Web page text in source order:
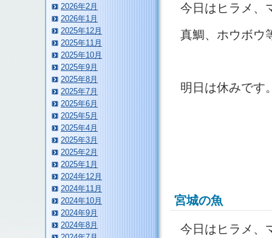
今日はヒラメ、
真鯛、ホウボウ
明日は休みです
宮城の魚
今日はヒラメ、
2026年2月
2026年1月
2025年12月
2025年11月
2025年10月
2025年9月
2025年8月
2025年7月
2025年6月
2025年5月
2025年4月
2025年3月
2025年2月
2025年1月
2024年12月
2024年11月
2024年10月
2024年9月
2024年8月